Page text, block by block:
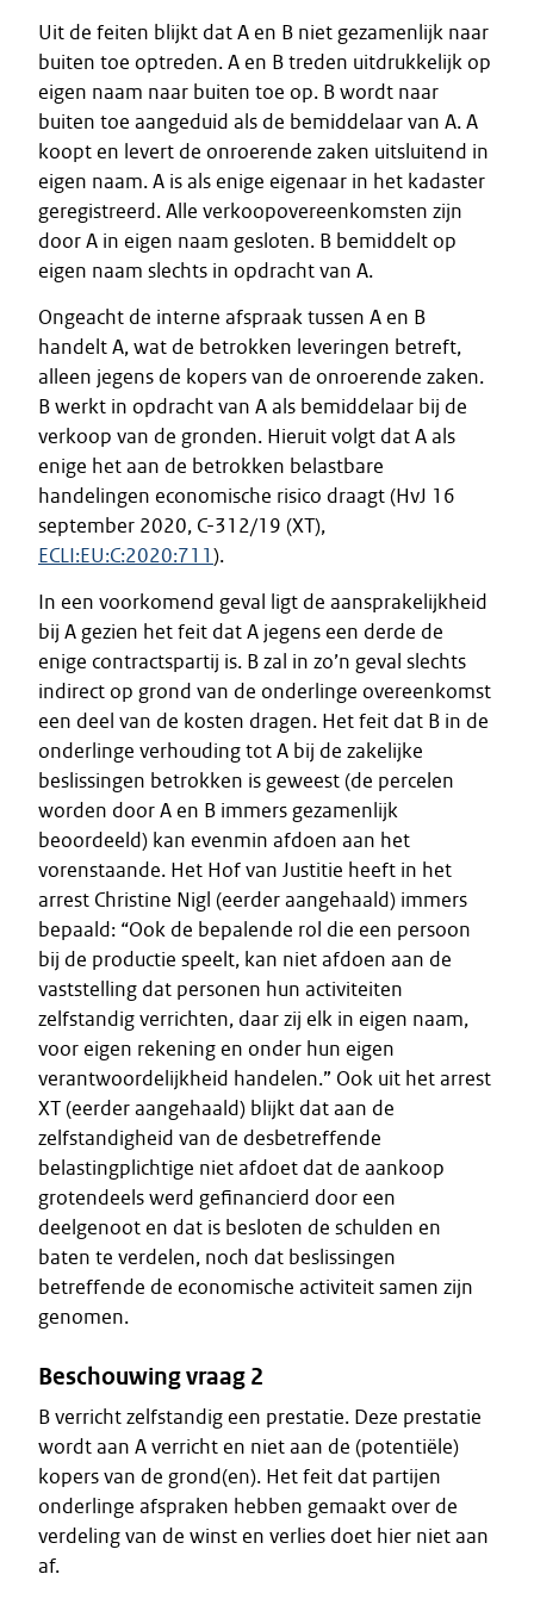
Uit de feiten blijkt dat A en B niet gezamenlijk naar
buiten toe optreden. A en B treden uitdrukkelijk op
eigen naam naar buiten toe op. B wordt naar
buiten toe aangeduid als de bemiddelaar van A. A
koopt en levert de onroerende zaken uitsluitend in
eigen naam. A is als enige eigenaar in het kadaster
geregistreerd. Alle verkoopovereenkomsten zijn
door A in eigen naam gesloten. B bemiddelt op
eigen naam slechts in opdracht van A.
Ongeacht de interne afspraak tussen A en B
handelt A, wat de betrokken leveringen betreft,
alleen jegens de kopers van de onroerende zaken.
B werkt in opdracht van A als bemiddelaar bij de
verkoop van de gronden. Hieruit volgt dat A als
enige het aan de betrokken belastbare
handelingen economische risico draagt (HvJ 16
september 2020, C-312/19 (XT),
ECLI:EU:C:2020:711).
In een voorkomend geval ligt de aansprakelijkheid
bij A gezien het feit dat A jegens een derde de
enige contractspartij is. B zal in zo’n geval slechts
indirect op grond van de onderlinge overeenkomst
een deel van de kosten dragen. Het feit dat B in de
onderlinge verhouding tot A bij de zakelijke
beslissingen betrokken is geweest (de percelen
worden door A en B immers gezamenlijk
beoordeeld) kan evenmin afdoen aan het
vorenstaande. Het Hof van Justitie heeft in het
arrest Christine Nigl (eerder aangehaald) immers
bepaald: “Ook de bepalende rol die een persoon
bij de productie speelt, kan niet afdoen aan de
vaststelling dat personen hun activiteiten
zelfstandig verrichten, daar zij elk in eigen naam,
voor eigen rekening en onder hun eigen
verantwoordelijkheid handelen.” Ook uit het arrest
XT (eerder aangehaald) blijkt dat aan de
zelfstandigheid van de desbetreffende
belastingplichtige niet afdoet dat de aankoop
grotendeels werd gefinancierd door een
deelgenoot en dat is besloten de schulden en
baten te verdelen, noch dat beslissingen
betreffende de economische activiteit samen zijn
genomen.
Beschouwing vraag 2
B verricht zelfstandig een prestatie. Deze prestatie
wordt aan A verricht en niet aan de (potentiële)
kopers van de grond(en). Het feit dat partijen
onderlinge afspraken hebben gemaakt over de
verdeling van de winst en verlies doet hier niet aan
af.